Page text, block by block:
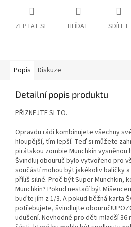
ZEPTAT SE HLÍDAT SDÍLET
Popis Diskuze
Detailní popis produktu
PŘIZNEJTE SI TO.
Opravdu rádi kombinujete všechny
hloupější, tím lepší. Teď si můžete
pirátskou zombie Munchkin vysněnou
Švindluj obouruč bylo vytvořeno pro
součástí mohou být jakékoliv balíčky
příliš silné. Proč být Super Munchkin,
Munchkin? Pokud nestačí být
buďte jím z 1/3. A pokud běžná karta
potřebujete, švindlujte
udušení. Nevhodné pro děti mladší 36